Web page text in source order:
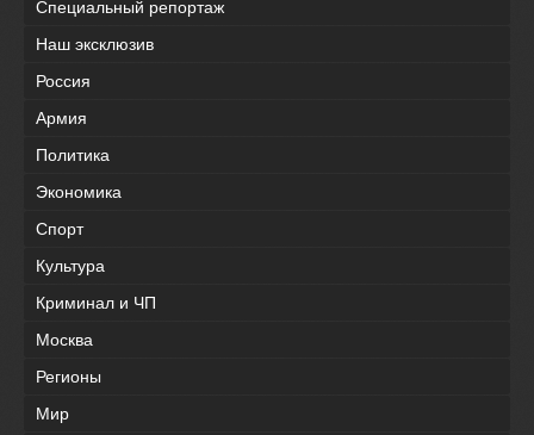
Специальный репортаж
Наш эксклюзив
Россия
Армия
Политика
Экономика
Спорт
Культура
Криминал и ЧП
Москва
Регионы
Мир